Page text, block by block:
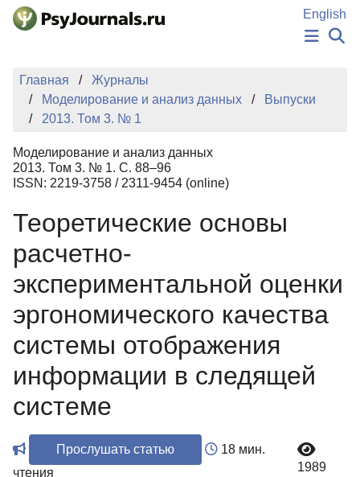
Перейти к основному содержанию
English
НОВОСТИ
АВТОРЫ
КЛЮЧЕВЫЕ СЛОВА
Регистрация
Главная
Журналы
Моделирование и анализ данных
Выпуски
2013. Том 3. № 1
Моделирование и анализ данных
2013. Том 3. № 1. С. 88–96
ISSN: 2219-3758 / 2311-9454 (online)
Теоретические основы
расчетно-
экспериментальной оценки
эргономического качества
системы отображения
информации в следящей
системе
Прослушать статью
18 мин.
чтения
1989